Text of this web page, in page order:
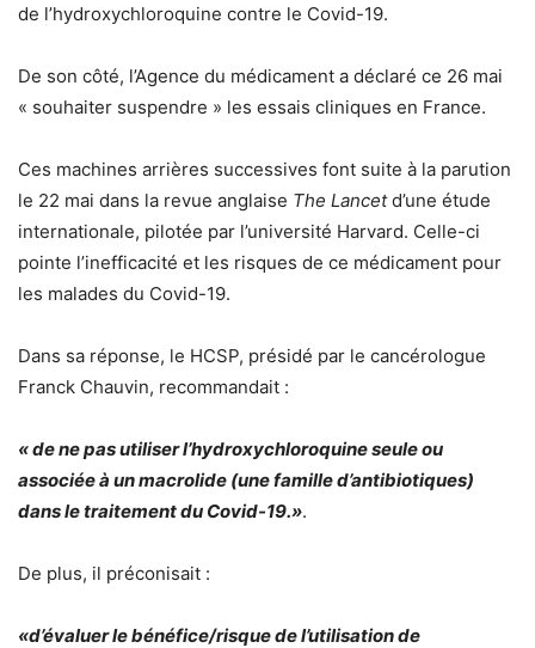
de l’hydroxychloroquine contre le Covid-19.
De son côté, l’Agence du médicament a déclaré ce 26 mai
« souhaiter suspendre » les essais cliniques en France.
Ces machines arrières successives font suite à la parution
le 22 mai dans la revue anglaise The Lancetd’une étude
internationale, pilotée par l’université Harvard. Celle-ci
pointe l’inefficacité et les risques de ce médicament pour
les malades du Covid-19.
Dans sa réponse, le HCSP, présidé par le cancérologue
Franck Chauvin, recommandait :
« de ne pas utiliser l’hydroxychloroquine seule ou
associée à un macrolide (une famille d’antibiotiques)
dans le traitement du Covid-19.».
De plus, il préconisait :
«d’évaluer le bénéfice/risque de l’utilisation de